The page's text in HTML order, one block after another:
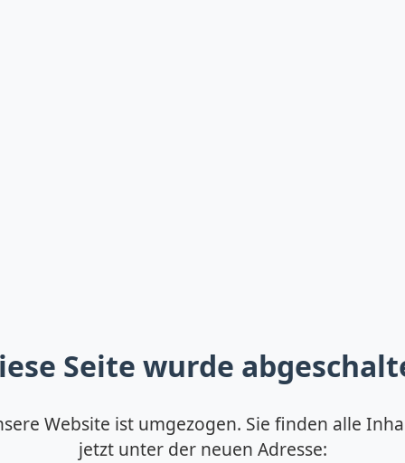
Seite wurde
Website ist umgezogen. Sie finden alle
jetzt unter der neuen Adresse: